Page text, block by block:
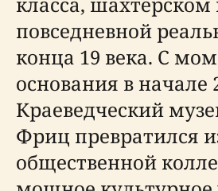
повседневной
конца 19 века. С
основания в начале
Краеведческий
Фриц превратился
общественной